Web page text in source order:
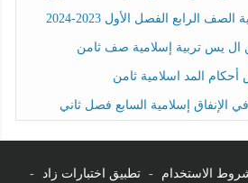
الرابع الفصل الأول 2023-2024
يس تربية إسلامية صف ثامن
المد اسلامية ثامن
الإنفاق إسلامية السابع فصل ثاني
الاستخدام - تطبيق اختبارات زاد -